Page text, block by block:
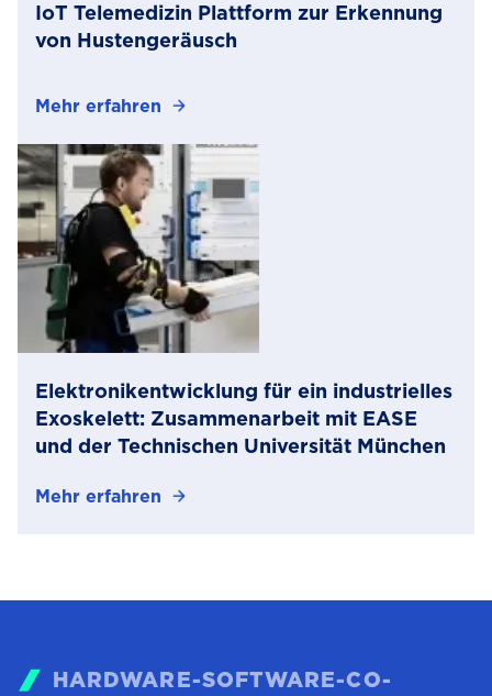
Lösung
IoT Telemedizin Plattform zur Erkennung
von Hustengeräusch
Mehr erfahren Über
Telemedizin
Plattform
zur
Erkennung
von
Hustengeräusch
Elektronikentwicklung für ein industrielles
Exoskelett: Zusammenarbeit mit EASE
und der Technischen Universität München
Mehr erfahren Über
industrielles
mit
HARDWARE-SOFTWARE-CO-